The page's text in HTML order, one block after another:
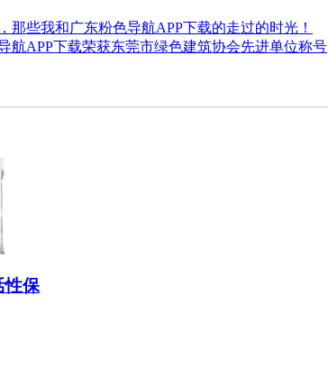
那些我和广东粉色导航APP下载的走过的时光！
航APP下载荣获东莞市绿色建筑协会先进单位称号
性保